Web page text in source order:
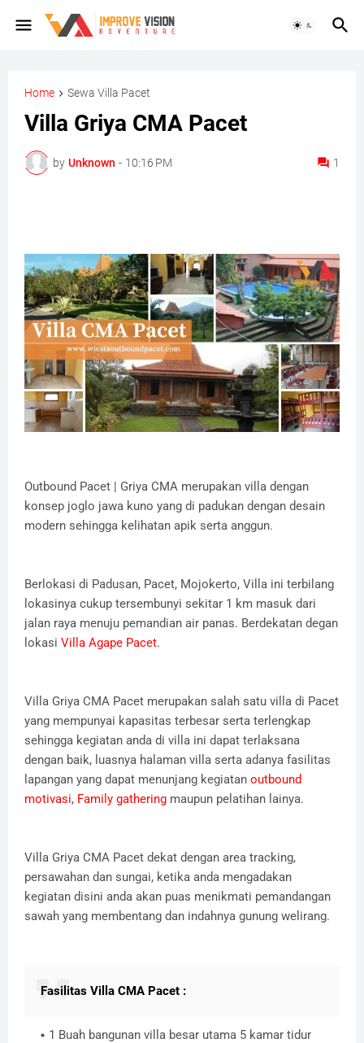
Home Sewa Villa Pacet
Villa Griya CMA Pacet
by Unknown - 10:16 PM 1
Outbound Pacet | Griya CMA merupakan villa dengan
konsep joglo jawa kuno yang di padukan dengan desain
modern sehingga kelihatan apik serta anggun.
Berlokasi di Padusan, Pacet, Mojokerto, Villa ini terbilang
lokasinya cukup tersembunyi sekitar 1 km masuk dari
jalan raya menuju pemandian air panas. Berdekatan degan
lokasi Villa Agape Pacet.
Villa Griya CMA Pacet merupakan salah satu villa di Pacet
yang mempunyai kapasitas terbesar serta terlengkap
sehingga kegiatan anda di villa ini dapat terlaksana
dengan baik, luasnya halaman villa serta adanya fasilitas
lapangan yang dapat menunjang kegiatan outbound
motivasi, Family gathering maupun pelatihan lainya.
Villa Griya CMA Pacet dekat dengan area tracking,
persawahan dan sungai, ketika anda mengadakan
kegiatan disini anda akan puas menikmati pemandangan
sawah yang membentang dan indahnya gunung welirang.
Fasilitas Villa CMA Pacet :
1 Buah bangunan villa besar utama 5 kamar tidur